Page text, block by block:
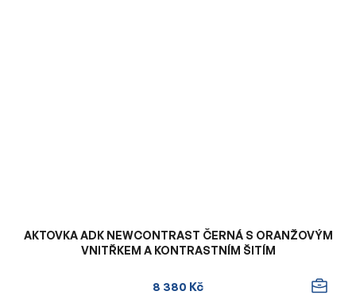
AKTOVKA ADK NEWCONTRAST ČERNÁ S ORANŽOVÝM
VNITŘKEM A KONTRASTNÍM ŠITÍM
8 380 Kč